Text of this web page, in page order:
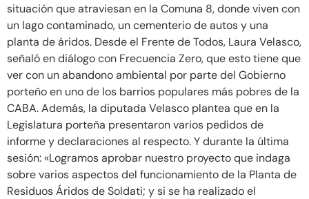
situación que atraviesan en la Comuna 8, donde viven con
un lago contaminado, un cementerio de autos y una
planta de áridos. Desde el Frente de Todos, Laura Velasco,
señaló en diálogo con Frecuencia Zero, que esto tiene que
ver con un abandono ambiental por parte del Gobierno
porteño en uno de los barrios populares más pobres de la
CABA. Además, la diputada Velasco plantea que en la
Legislatura porteña presentaron varios pedidos de
informe y declaraciones al respecto. Y durante la última
sesión: «Logramos aprobar nuestro proyecto que indaga
sobre varios aspectos del funcionamiento de la Planta de
Residuos Áridos de Soldati; y si se ha realizado el